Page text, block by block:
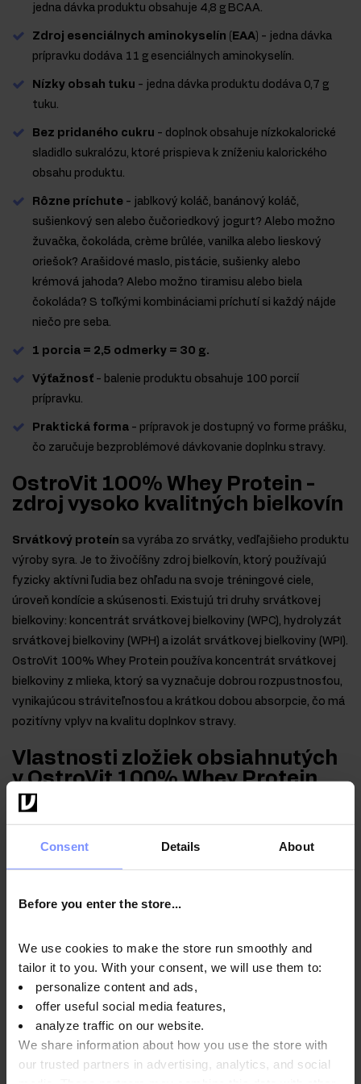
Consent Details About
Before you enter the store...
We use cookies to make the store run smoothly and
tailor it to you. With your consent, we will use them to:
personalize content and ads,
offer useful social media features,
analyze traffic on our website.
We share information about how you use the store with
our trusted partners in advertising, analytics, and social
jedna dávka produktu obsahuje 4,8 g BCAA.
Zdroj esenciálnych aminokyselín (EAA) - jedna dávka
prípravku dodáva 11 g esenciálnych aminokyselín.
Nízky obsah tuku - jedna dávka produktu dodáva 0,7 g
tuku.
Bez pridaného cukru - doplnok obsahuje nízkokalorické
sladidlo sukralózu, ktoré prispieva k zníženiu kalorického
obsahu produktu.
Rôzne príchute - jablkový koláč, banánový koláč,
sušienkový sen alebo čučoriedkový jogurt? Alebo možno
žuvačka, čokoláda, crème brûlée, vanilka alebo lieskový
oriešok? Arašidové maslo, pistácie, sušienky alebo
krémová jahoda? Alebo možno tiramisu alebo biela
čokoláda? S toľkými kombináciami príchutí si každý nájde
niečo pre seba.
1 porcia = 2,5 odmerky = 30 g.
Výťažnosť - balenie produktu obsahuje 100 porcií
prípravku.
Praktická forma - prípravok je dostupný vo forme prášku,
čo zaručuje bezproblémové dávkovanie doplnku stravy.
OstroVit 100% Whey Protein -
zdroj vysoko kvalitných bielkovín
Srvátkový proteín sa vyrába zo srvátky, vedľajšieho produktu
výroby syra. Je to živočíšny zdroj bielkovín, ktorý používajú
fyzicky aktívni ľudia bez ohľadu na svoje tréningové ciele,
úroveň kondície a skúsenosti. Existujú tri druhy srvátkovej
bielkoviny: koncentrát srvátkovej bielkoviny (WPC), hydrolyzát
srvátkovej bielkoviny (WPH) a izolát srvátkovej bielkoviny (WPI).
OstroVit 100% Whey Protein používa koncentrát srvátkovej
bielkoviny z mlieka, ktorý sa vyznačuje dobrou rozpustnosťou,
vynikajúcou stráviteľnosťou a krátkou dobou absorpcie, čo má
pozitívny vplyv na kvalitu doplnkov stravy.
Vlastnosti zložiek obsiahnutých
v OstroVit 100% Whey Protein
Proteín
Výživové informácie
Parametre